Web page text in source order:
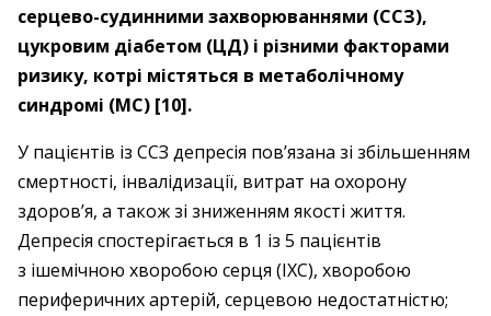
серцево-судинними захворюваннями (ССЗ),
цукровим діабетом (ЦД) і різними факторами
ризику, котрі містяться в метаболічному
синдромі (МС) [10].
У пацієнтів із ССЗ депресія пов’язана зі збільшенням
смертності, інвалідизації, витрат на охорону
здоров’я, а також зі зниженням якості життя.
Депресія спостерігається в 1 із 5 пацієнтів
з ішемічною хворобою серця (ІХС), хворобою
периферичних артерій, серцевою недостатністю;